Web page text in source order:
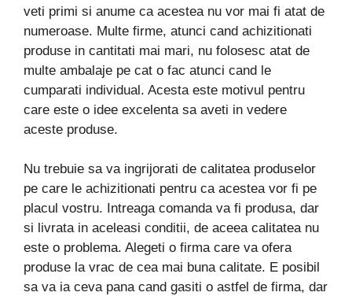
veti primi si anume ca acestea nu vor mai fi atat de
numeroase. Multe firme, atunci cand achizitionati
produse in cantitati mai mari, nu folosesc atat de
multe ambalaje pe cat o fac atunci cand le
cumparati individual. Acesta este motivul pentru
care este o idee excelenta sa aveti in vedere
aceste produse.
Nu trebuie sa va ingrijorati de calitatea produselor
pe care le achizitionati pentru ca acestea vor fi pe
placul vostru. Intreaga comanda va fi produsa, dar
si livrata in aceleasi conditii, de aceea calitatea nu
este o problema. Alegeti o firma care va ofera
produse la vrac de cea mai buna calitate. E posibil
sa va ia ceva pana cand gasiti o astfel de firma, dar